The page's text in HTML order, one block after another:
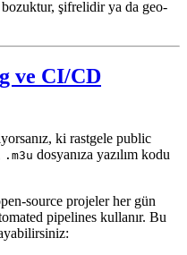
şifrelidir ya da geo-
ve CI/CD
ki rastgele public
.m3u dosyanıza yazılım kodu
source projeler her gün
pipelines kullanır. Bu